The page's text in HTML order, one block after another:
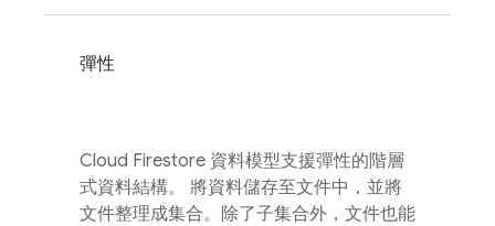
彈性
Cloud Firestore 資料模型支援彈性的階層
式資料結構。 將資料儲存至文件中，並將
文件整理成集合。除了子集合外，文件也能